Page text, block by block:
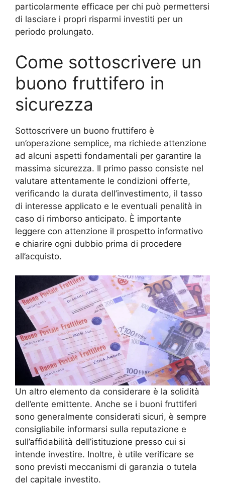
particolarmente efficace per chi può permettersi
di lasciare i propri risparmi investiti per un
periodo prolungato.
Come sottoscrivere un
buono fruttifero in
sicurezza
Sottoscrivere un buono fruttifero è
un’operazione semplice, ma richiede attenzione
ad alcuni aspetti fondamentali per garantire la
massima sicurezza. Il primo passo consiste nel
valutare attentamente le condizioni offerte,
verificando la durata dell’investimento, il tasso
di interesse applicato e le eventuali penalità in
caso di rimborso anticipato. È importante
leggere con attenzione il prospetto informativo
e chiarire ogni dubbio prima di procedere
all’acquisto.
Un altro elemento da considerare è la solidità
dell’ente emittente. Anche se i buoni fruttiferi
sono generalmente considerati sicuri, è sempre
consigliabile informarsi sulla reputazione e
sull’affidabilità dell’istituzione presso cui si
intende investire. Inoltre, è utile verificare se
sono previsti meccanismi di garanzia o tutela
del capitale investito.